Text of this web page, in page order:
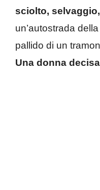
sciolto, selvaggio,
un’autostrada
pallido di un
Una donna